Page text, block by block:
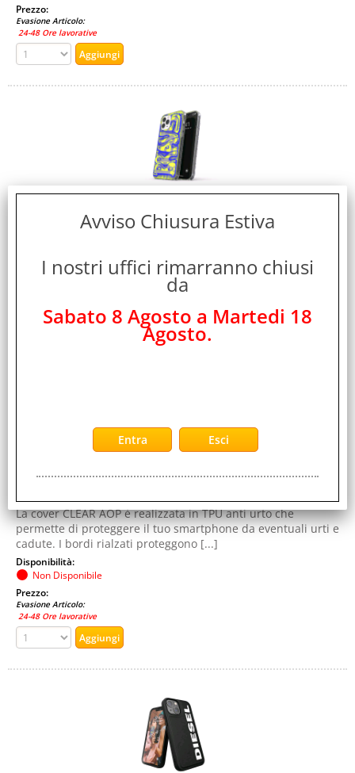
Prezzo:
Evasione Articolo:
24-48 Ore lavorative
DIESEL CLEARAOP APPLE iPHONE 12/12 PRO
GRAFICA LOGO MULTICOLORE
Cod. art.:
Marca:
8718846085748
La cover CLEAR AOP è realizzata in TPU anti urto che
permette di proteggere il tuo smartphone da eventuali urti e
cadute. I bordi rialzati proteggono [...]
Disponibilità:
Non Disponibile
Prezzo:
Evasione Articolo:
24-48 Ore lavorative
Avviso Chiusura Estiva
I nostri uffici rimarranno chiusi
da
Sabato 8 Agosto a Martedi 18
Agosto.